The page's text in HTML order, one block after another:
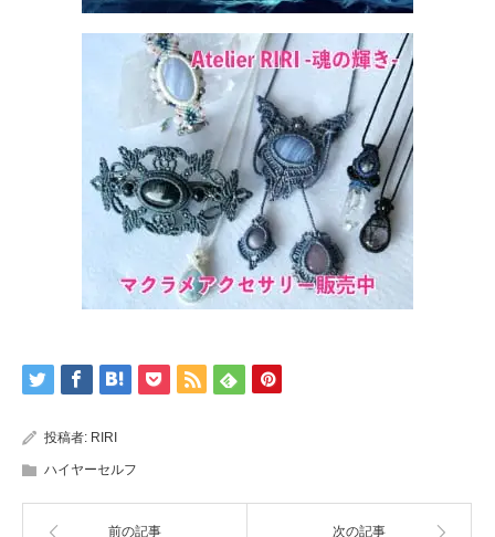
投稿者: RIRI
ハイヤーセルフ
前の記事 次の記事